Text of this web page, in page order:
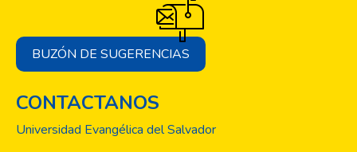
BUZÓN DE SUGERENCIAS
CONTACTANOS
Universidad Evangélica del Salvador